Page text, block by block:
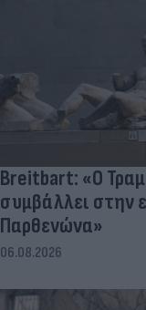
Breitbart: «Ο
συμβάλλει στην
Παρθενώνα»
06.08.2026